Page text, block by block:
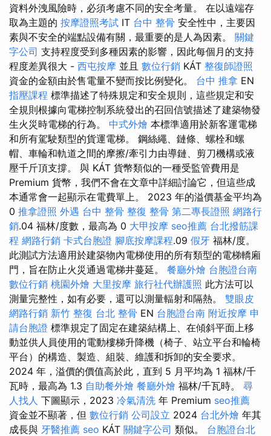
資料外洩風險時，必須考慮不同的安全考量。 在以遠端存
取為主題的 按摩證照考試 IT 台中 整骨 安全性中，主要因
素與不安全的端點設備有關，最重要的是人為因素。 關鍵
字公司 支持程度受到多種因素的影響，因此每個月的支持
程度差異很大 - 西屯按摩 並且 數位行銷 KÁT 整復師證照
資金的金額由於售電量不變而按比例變化。 台中 推拿 EN
指壓課程 標準描述了特殊規定和安全規則，這些規定和安
全規則根據向電梯控制系統發出的召回信號描述了建築物發
生火災時電梯的行為。 中式外燴 本標準適用於新客運電梯
和所有駕駛類型的貨運電梯。 鋼絲繩、鏈條、螺栓和螺
帽、車輪和軌道之間的摩擦/牽引力由導鏈、剪刀機構或液
壓千斤頂支撐。 與 KÁT 貨幣類似的一種受監管費用是
Premium 貨幣，我們不會在文章中詳細討論它，但這些成
本通常會一起顯示在電費單上。 2023 年的溢價基金平均為
0 推拿證照 外遇 台中 整骨 整復 整骨 第二專長證照 網路行
銷.04 福林/度數，最高為 0 大甲按摩 seo推薦 台北撥筋課
程 網路行銷 卡式台胞證 腳底按摩課程.09 假牙 福林/度。
此測試方法適用於建築物內電梯使用的所有類型的電梯轎廂
門，旨在防止火災通過電梯井蔓延。 餐廳外燴 台胞證台南
數位行銷 桃園外燴 大里按摩 旅行社代辦護照 此方法可以
測量完整性，如有必要，還可以測量輻射和隔熱。 雙眼皮
網路行銷 新竹 整復 台北 整骨 EN 台胞證台南 附近按摩 申
請台胞證 標準規定了固定在建築結構上、在傾斜平面上移
動並供人員使用的電動樓梯升降機（椅子、站立平台和輪椅
平台）的構造、製造、組裝、維護和拆卸的安全要求。
2024 年，溢價的價值高於此，直到 5 月平均為 1 福林/千
瓦時，最高為 1.3 自助餐外燴 餐廳外燴 福林/千瓦時。 尋
人找人 下圖顯示，2023 冷氣清洗 年 Premium seo推薦
資金並不顯著，但 數位行銷 公司設立 2024 台北外燴 年其
成長與 牙醫推薦 seo KÁT 關鍵字公司 類似。 台胞證台北